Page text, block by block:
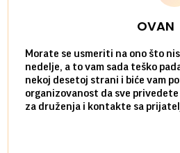
OVAN
Morate se usmeriti na ono što
nedelje, a to vam sada teško
nekoj desetoj strani i biće vam
organizovanost da sve
za druženja i kontakte sa